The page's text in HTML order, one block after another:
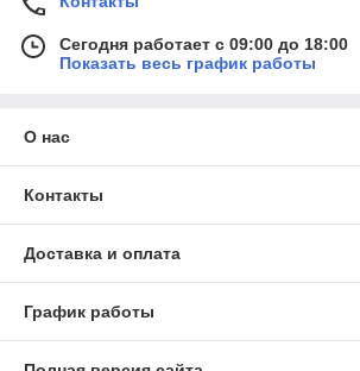
Сегодня работает с 09:00 до 18:00
Показать весь график работы
О нас
Контакты
Доставка и оплата
График работы